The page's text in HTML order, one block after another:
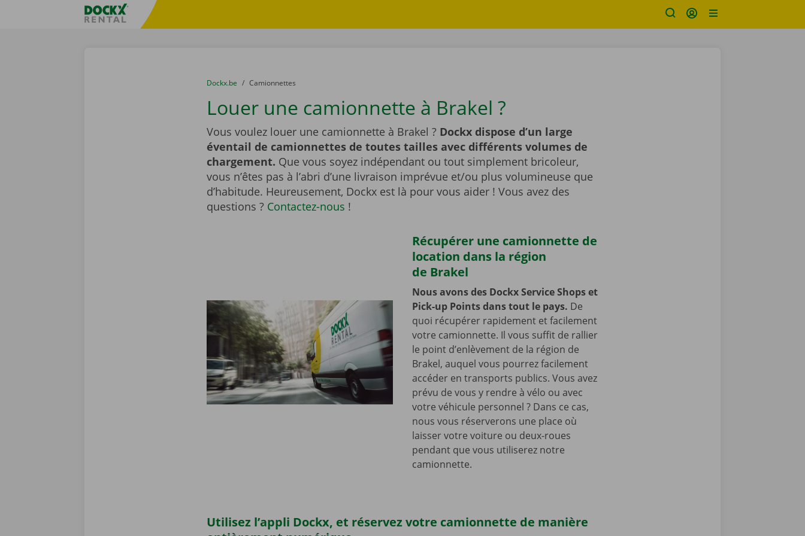
sitename
You are here:
du
Dockx.be to
Camionnettes
Louer une camionnette à Brakel ?
Vous voulez louer une camionnette à Brakel ? Dockx dispose d’un large
éventail de camionnettes de toutes tailles avec différents volumes de
chargement. Que vous soyez indépendant ou tout simplement bricoleur,
vous n’êtes pas à l’abri d’une livraison imprévue et/ou plus volumineuse que
d’habitude. Heureusement, Dockx est là pour vous aider ! Vous avez des
questions ? Contactez-nous !
Récupérer une camionnette de
location dans la région
de Brakel
Nous avons des Dockx Service Shops et
Pick-up Points dans tout le pays. De
quoi récupérer rapidement et facilement
votre camionnette. Il vous suffit de rallier
le point d’enlèvement de la région de
Brakel, auquel vous pourrez facilement
accéder en transports publics. Vous avez
prévu de vous y rendre à vélo ou avec
votre véhicule personnel ? Dans ce cas,
nous vous réserverons une place où
laisser votre voiture ou deux-roues
pendant que vous utiliserez notre
camionnette.
Utilisez l’appli Dockx, et réservez votre camionnette de manière